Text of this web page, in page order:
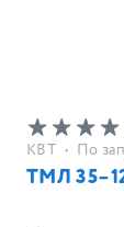
КВТ • По
ТМЛ